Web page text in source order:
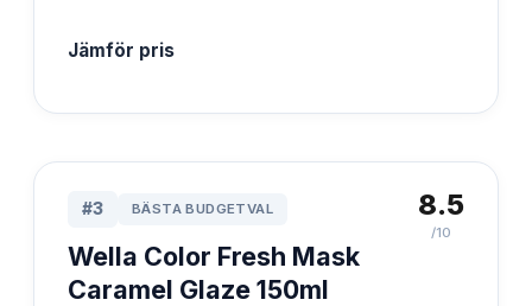
Jämför pris
#3 BÄSTA BUDGETVAL
Wella Color Fresh Mask
Caramel Glaze 150ml
8.5
/10